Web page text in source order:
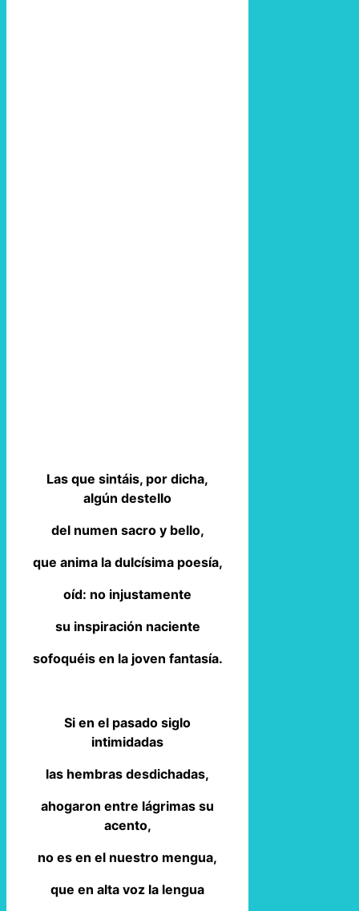
Las que sintáis, por dicha,
algún destello
del numen sacro y bello,
que anima la dulcísima poesía,
oíd: no injustamente
su inspiración naciente
sofoquéis en la joven fantasía.
Si en el pasado siglo
intimidadas
las hembras desdichadas,
ahogaron entre lágrimas su
acento,
no es en el nuestro mengua,
que en alta voz la lengua